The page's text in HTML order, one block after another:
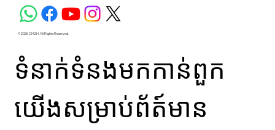
© 2026 CM2H. All Rights Reserved.
ទំនាក់ទំនងមកកាន់ពួក
យើងសម្រាប់ព័ត៍មាន